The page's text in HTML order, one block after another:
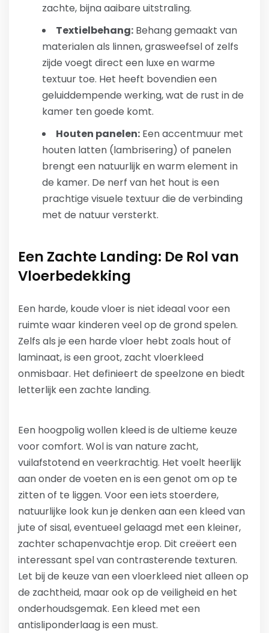
zachte, bijna aaibare uitstraling.
Textielbehang: Behang gemaakt van
materialen als linnen, grasweefsel of zelfs
zijde voegt direct een luxe en warme
textuur toe. Het heeft bovendien een
geluiddempende werking, wat de rust in de
kamer ten goede komt.
Houten panelen: Een accentmuur met
houten latten (lambrisering) of panelen
brengt een natuurlijk en warm element in
de kamer. De nerf van het hout is een
prachtige visuele textuur die de verbinding
met de natuur versterkt.
Een Zachte Landing: De Rol van
Vloerbedekking
Een harde, koude vloer is niet ideaal voor een
ruimte waar kinderen veel op de grond spelen.
Zelfs als je een harde vloer hebt zoals hout of
laminaat, is een groot, zacht vloerkleed
onmisbaar. Het definieert de speelzone en biedt
letterlijk een zachte landing.
Een hoogpolig wollen kleed is de ultieme keuze
voor comfort. Wol is van nature zacht,
vuilafstotend en veerkrachtig. Het voelt heerlijk
aan onder de voeten en is een genot om op te
zitten of te liggen. Voor een iets stoerdere,
natuurlijke look kun je denken aan een kleed van
jute of sisal, eventueel gelaagd met een kleiner,
zachter schapenvachtje erop. Dit creëert een
interessant spel van contrasterende texturen.
Let bij de keuze van een vloerkleed niet alleen op
de zachtheid, maar ook op de veiligheid en het
onderhoudsgemak. Een kleed met een
antisliponderlaag is een must.